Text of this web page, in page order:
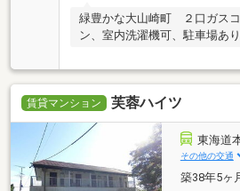
緑豊かな大山崎町 ２口ガス
ン、室内洗濯機可、駐車場あり
賃貸マンション 芙蓉ハイツ
東海道
その他の交通
築38年5ヶ